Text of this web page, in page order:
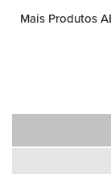
Mais Produtos